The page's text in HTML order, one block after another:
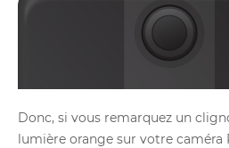
Donc, si vous remarquez un
lumière orange sur votre caméra